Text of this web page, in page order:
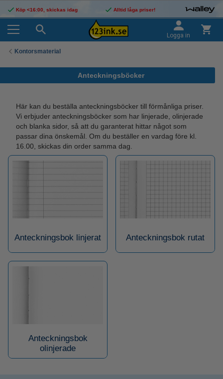
Köp <16:00, skickas idag Alltid låga priser!
Logga in
Kontorsmaterial
Anteckningsböcker
Här kan du beställa anteckningsböcker till förmånliga priser.
Vi erbjuder anteckningsböcker som har linjerade, olinjerade
och blanka sidor, så att du garanterat hittar något som
passar dina önskemål. Om du beställer en vardag före kl.
16.00, skickas din order samma dag.
Anteckningsbok linjerat Anteckningsbok rutat
Anteckningsbok
olinjerade